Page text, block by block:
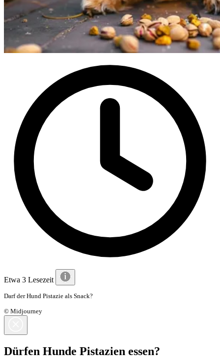
Etwa 3 Lesezeit
Darf der Hund Pistazie als Snack?
© Midjourney
Dürfen Hunde Pistazien essen?